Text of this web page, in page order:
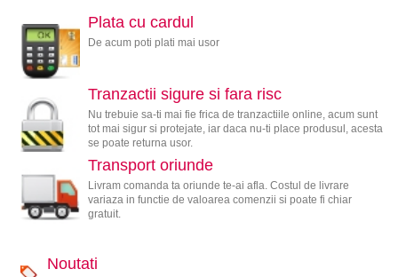
Plata cu cardul
De acum poti plati mai usor
Tranzactii sigure si fara risc
Nu trebuie sa-ti mai fie frica de tranzactiile online, acum sunt
tot mai sigur si protejate, iar daca nu-ti place produsul, acesta
se poate returna usor.
Transport oriunde
Livram comanda ta oriunde te-ai afla. Costul de livrare
variaza in functie de valoarea comenzii si poate fi chiar
gratuit.
Noutati